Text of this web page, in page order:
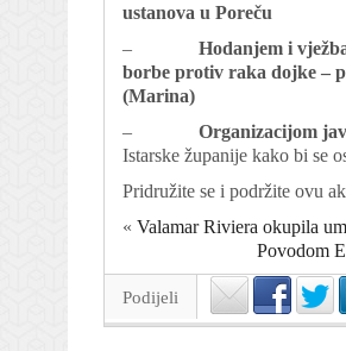
ustanova u Poreču
– Hodanjem i
borbe protiv raka dojke –
(Marina)
– Organizacijom
Istarske županije kako bi se
Pridružite se i podržite ovu
« Valamar Riviera okupila
Povodom
Podijeli